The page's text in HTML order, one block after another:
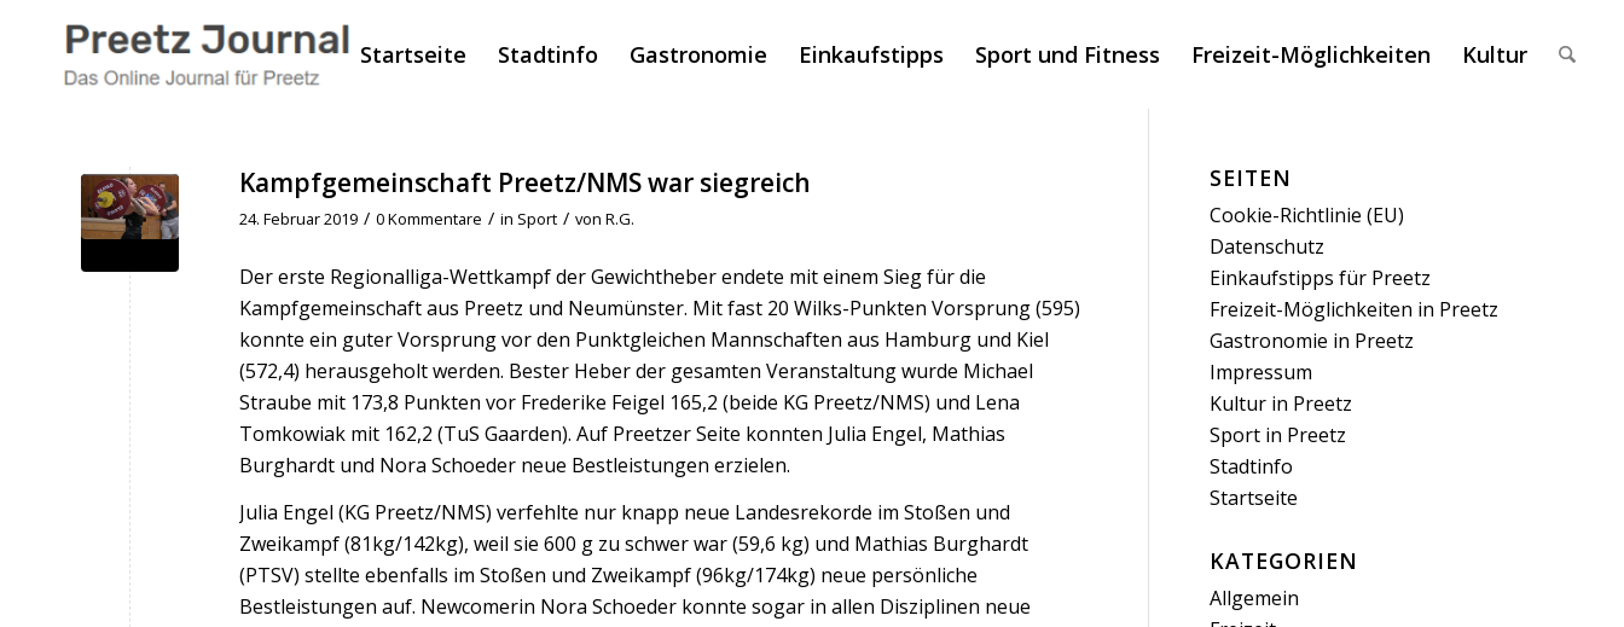
Startseite Stadtinfo Gastronomie Einkaufstipps Sport und Fitness Freizeit-Möglichkeiten Kultur
Kampfgemeinschaft Preetz/NMS war siegreich
24. Februar 2019 / 0 Kommentare / in Sport / von R.G.
Der erste Regionalliga-Wettkampf der Gewichtheber endete mit einem Sieg für die
Kampfgemeinschaft aus Preetz und Neumünster. Mit fast 20 Wilks-Punkten Vorsprung (595)
konnte ein guter Vorsprung vor den Punktgleichen Mannschaften aus Hamburg und Kiel
(572,4) herausgeholt werden. Bester Heber der gesamten Veranstaltung wurde Michael
Straube mit 173,8 Punkten vor Frederike Feigel 165,2 (beide KG Preetz/NMS) und Lena
Tomkowiak mit 162,2 (TuS Gaarden). Auf Preetzer Seite konnten Julia Engel, Mathias
Burghardt und Nora Schoeder neue Bestleistungen erzielen.
Julia Engel (KG Preetz/NMS) verfehlte nur knapp neue Landesrekorde im Stoßen und
Zweikampf (81kg/142kg), weil sie 600 g zu schwer war (59,6 kg) und Mathias Burghardt
(PTSV) stellte ebenfalls im Stoßen und Zweikampf (96kg/174kg) neue persönliche
Bestleistungen auf. Newcomerin Nora Schoeder konnte sogar in allen Disziplinen neue
SEITEN
Cookie-Richtlinie (EU)
Datenschutz
Einkaufstipps für Preetz
Freizeit-Möglichkeiten in Preetz
Gastronomie in Preetz
Impressum
Kultur in Preetz
Sport in Preetz
Stadtinfo
Startseite
KATEGORIEN
Allgemein